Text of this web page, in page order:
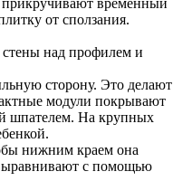
временный
от сползания.
стены над профилем и
сторону. Это делают
модули покрывают
шпателем. На крупных
нижним краем она
с помощью